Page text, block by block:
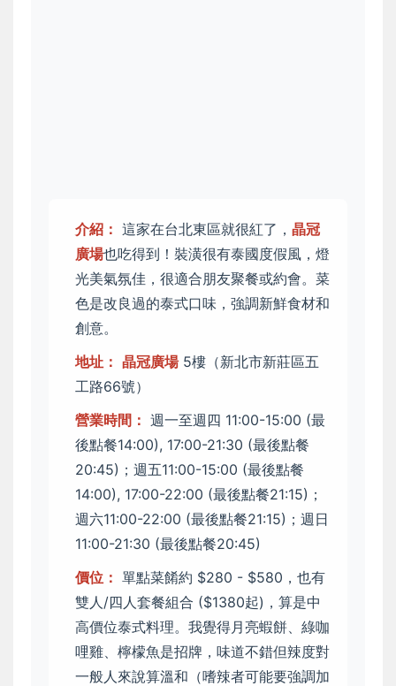
介紹： 這家在台北東區就很紅了， 晶冠
廣場也吃得到！裝潢很有泰國度假風，燈
光美氣氛佳，很適合朋友聚餐或約會。菜
色是改良過的泰式口味，強調新鮮食材和
創意。
地址： 晶冠廣場5樓（新北市新莊區五
工路66號）
營業時間： 週一至週四 11:00-15:00 (最
後點餐14:00), 17:00-21:30 (最後點餐
20:45)；週五11:00-15:00 (最後點餐
14:00), 17:00-22:00 (最後點餐21:15)；
週六11:00-22:00 (最後點餐21:15)；週日
11:00-21:30 (最後點餐20:45)
價位： 單點菜餚約 $280 - $580，也有
雙人/四人套餐組合 ($1380起)，算是中
高價位泰式料理。我覺得月亮蝦餅、綠咖
哩雞、檸檬魚是招牌，味道不錯但辣度對
一般人來說算溫和（嗜辣者可能要強調加